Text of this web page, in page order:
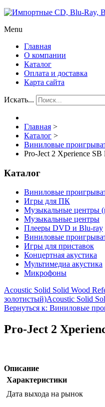
Menu
Главная
О компании
Каталог
Оплата и доставка
Карта сайта
Искать...
Главная >
Каталог >
Виниловые
Pro-Ject 2 Xperience SB
Каталог
Виниловые
Игры для ПК
Музыкальные центры
Музыкальные центры
Плееры DVD и Blu-ray
Виниловые
Игры для приставок
Концертная акустика
Мультимедиа акустика
Микрофоны
Acoustic Solid Solid Wood
золотистый)Acoustic Solid
Вернуться к: Виниловые
Pro-Ject 2
Описание
Характеристики
Дата выхода на рынок